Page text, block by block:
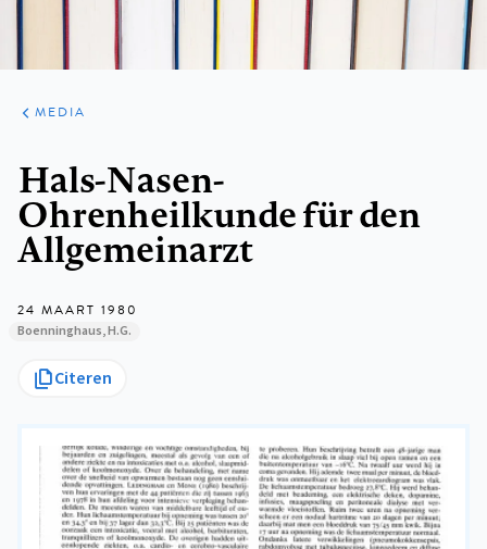
ARTIKELEN
VARIA
MEDIA
Hals-Nasen-
Ohrenheilkunde für den
Allgemeinarzt
24 MAART 1980
Boenninghaus, H.G.
Citeren